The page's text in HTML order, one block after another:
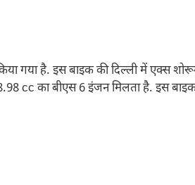
गया है. इस बाइक की दिल्ली में एक्स
cc का बीएस 6 इंजन मिलता है. इस